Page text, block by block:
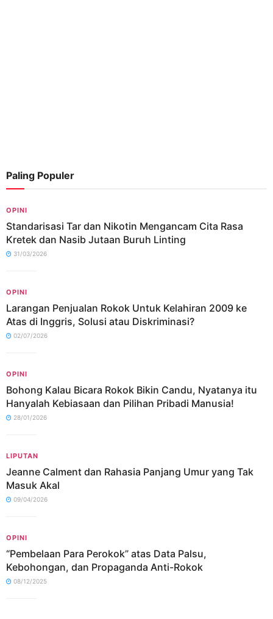
Paling Populer
OPINI
Standarisasi Tar dan Nikotin Mengancam Cita Rasa
Kretek dan Nasib Jutaan Buruh Linting
31/03/2026
OPINI
Larangan Penjualan Rokok Untuk Kelahiran 2009 ke
Atas di Inggris, Solusi atau Diskriminasi?
02/07/2026
OPINI
Bohong Kalau Bicara Rokok Bikin Candu, Nyatanya itu
Hanyalah Kebiasaan dan Pilihan Pribadi Manusia!
28/01/2026
LIPUTAN
Jeanne Calment dan Rahasia Panjang Umur yang Tak
Masuk Akal
09/04/2026
OPINI
“Pembelaan Para Perokok” atas Data Palsu,
Kebohongan, dan Propaganda Anti-Rokok
08/12/2025